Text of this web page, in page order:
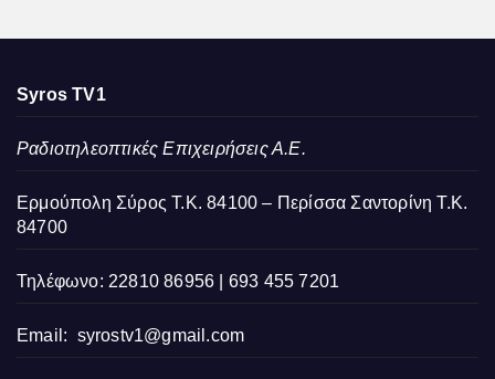
Syros TV1
Ραδιοτηλεοπτικές Επιχειρήσεις Α.Ε.
Ερμούπολη Σύρος Τ.Κ. 84100 – Περίσσα Σαντορίνη Τ.Κ.
84700
Τηλέφωνο: 22810 86956 | 693 455 7201
Email: syrostv1@gmail.com